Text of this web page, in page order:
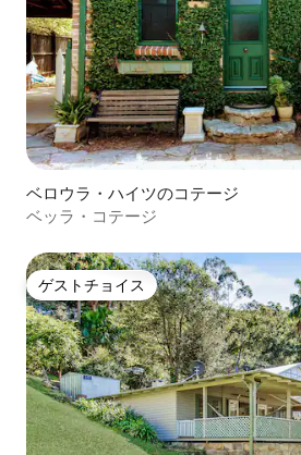
ベロウラ・ハイツのコテージ
ベッラ・コテージ
ゲストチョイス
ゲストチョイス